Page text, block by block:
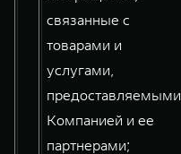
связанные с
товарами и
услугами,
предоставляемыми
Компанией и ее
партнерами;